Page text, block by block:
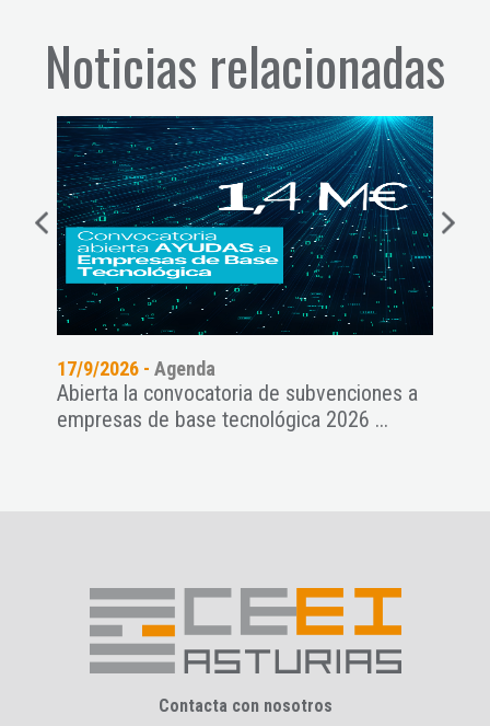
Noticias relacionadas
17/9/2026 -Agenda
Abierta la convocatoria de subvenciones a
empresas de base tecnológica 2026 ...
Contacta con nosotros